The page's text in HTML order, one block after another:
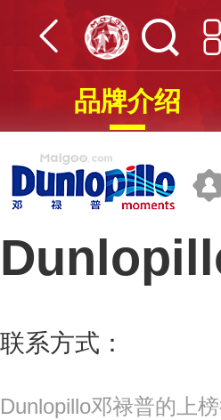
品牌介绍
联系方式：
Dunlopillo邓禄普的上